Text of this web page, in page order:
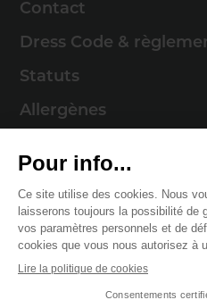
Contact
Dress Code &
Statuts
Allergènes
Mentions légales
Politique de cookies
Politique de
© 2026 Cercle Munster . Tous droits